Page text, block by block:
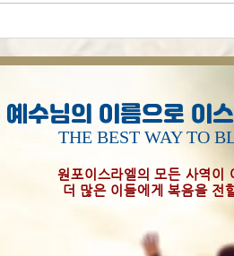
석방
예수님의 이름으로 이
THE BEST WAY TO
원포이스라엘의 모든 사역이
더 많은 이들에게 복음을 전